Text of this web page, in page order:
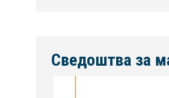
Сведоштва за